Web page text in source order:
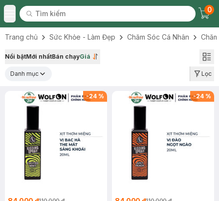
Toggle Menu
Tìm kiếm
Tìm kiếm
0
Trang chủ Sức Khỏe - Làm Đẹp Chăm Sóc Cá Nhân
Nổi bậtMới nhấtBán chạyGiá
Danh mục Lọc
-24 % -24 %